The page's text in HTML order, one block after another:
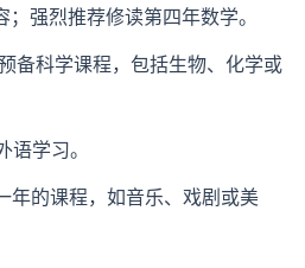
强烈推荐修读第四年数学。
备科学课程，包括生物、化学或
语学习。
年的课程，如音乐、戏剧或美